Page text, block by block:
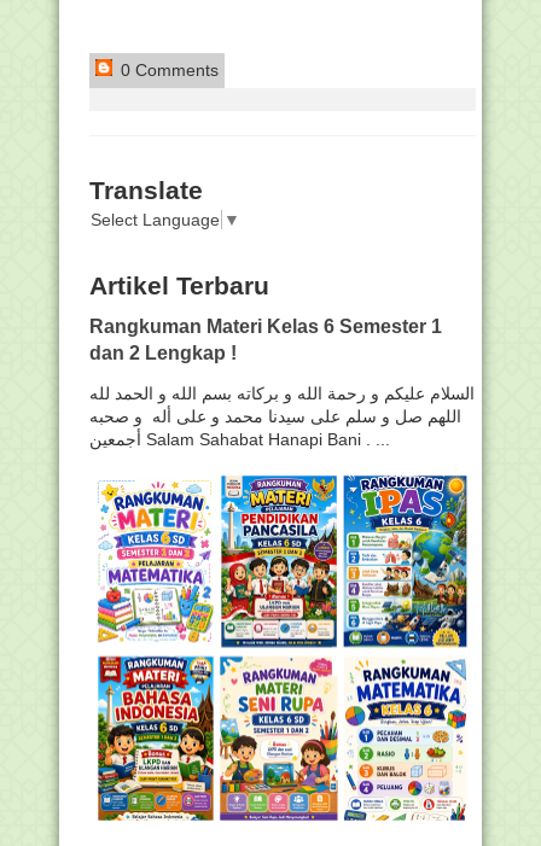
0 Comments
Translate
Select Language ▼
Artikel Terbaru
Rangkuman Materi Kelas 6 Semester 1
dan 2 Lengkap !
السلام عليكم و رحمة الله و بركاته بسم الله و الحمد لله
اللهم صل و سلم على سيدنا محمد و على أله و صحبه
أجمعين Salam Sahabat Hanapi Bani . ...